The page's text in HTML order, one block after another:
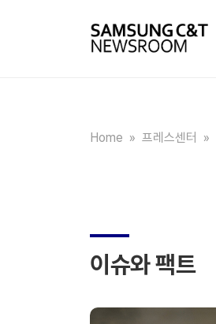
Home » 프레스센터 »
이슈와 팩트